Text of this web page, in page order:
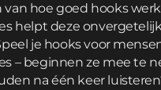
van hoe goed hooks
helpt deze
je hooks voor
– beginnen ze mee te
na één keer